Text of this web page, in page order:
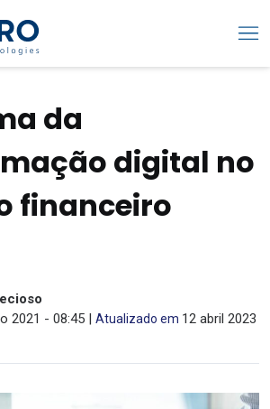
da
digital no
financeiro
2021 - 08:45 | Atualizado em 12 abril 2023